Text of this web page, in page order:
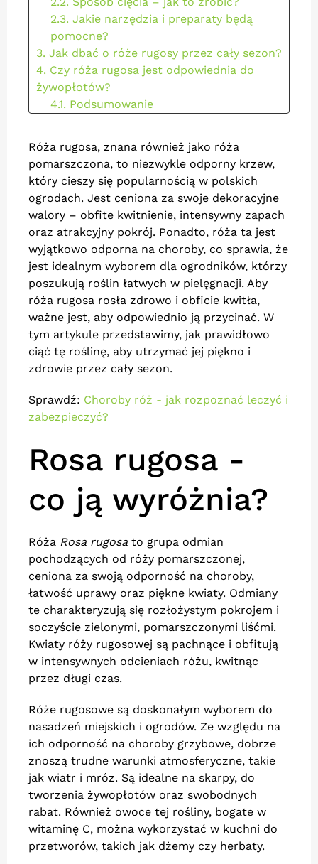
2.3. Jakie narzędzia i preparaty będą
pomocne?
3. Jak dbać o róże rugosy przez cały sezon?
4. Czy róża rugosa jest odpowiednia do
żywopłotów?
4.1. Podsumowanie
Róża rugosa, znana również jako róża
pomarszczona, to niezwykle odporny krzew,
który cieszy się popularnością w polskich
ogrodach. Jest ceniona za swoje dekoracyjne
walory – obfite kwitnienie, intensywny zapach
oraz atrakcyjny pokrój. Ponadto, róża ta jest
wyjątkowo odporna na choroby, co sprawia, że
jest idealnym wyborem dla ogrodników, którzy
poszukują roślin łatwych w pielęgnacji. Aby
róża rugosa rosła zdrowo i obficie kwitła,
ważne jest, aby odpowiednio ją przycinać. W
tym artykule przedstawimy, jak prawidłowo
ciąć tę roślinę, aby utrzymać jej piękno i
zdrowie przez cały sezon.
Sprawdź: Choroby róż - jak rozpoznać leczyć i
zabezpieczyć?
Rosa rugosa -
co ją wyróżnia?
Róża Rosa rugosa to grupa odmian
pochodzących od róży pomarszczonej,
ceniona za swoją odporność na choroby,
łatwość uprawy oraz piękne kwiaty. Odmiany
te charakteryzują się rozłożystym pokrojem i
soczyście zielonymi, pomarszczonymi liśćmi.
Kwiaty róży rugosowej są pachnące i obfitują
w intensywnych odcieniach różu, kwitnąc
przez długi czas.
Róże rugosowe są doskonałym wyborem do
nasadzeń miejskich i ogrodów. Ze względu na
ich odporność na choroby grzybowe, dobrze
znoszą trudne warunki atmosferyczne, takie
jak wiatr i mróz. Są idealne na skarpy, do
tworzenia żywopłotów oraz swobodnych
rabat. Również owoce tej rośliny, bogate w
witaminę C, można wykorzystać w kuchni do
przetworów, takich jak dżemy czy herbaty.